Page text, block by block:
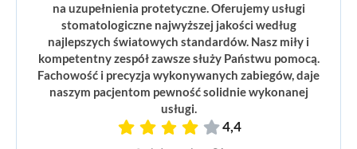
na uzupełnienia protetyczne. Oferujemy usługi
stomatologiczne najwyższej jakości według
najlepszych światowych standardów. Nasz miły i
kompetentny zespół zawsze służy Państwu pomocą.
Fachowość i precyzja wykonywanych zabiegów, daje
naszym pacjentom pewność solidnie wykonanej
usługi.
4,4